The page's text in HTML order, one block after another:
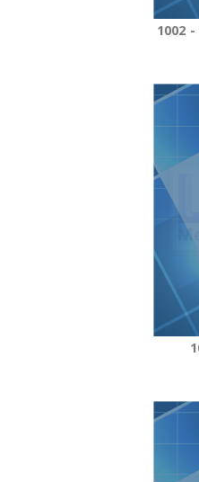
1002